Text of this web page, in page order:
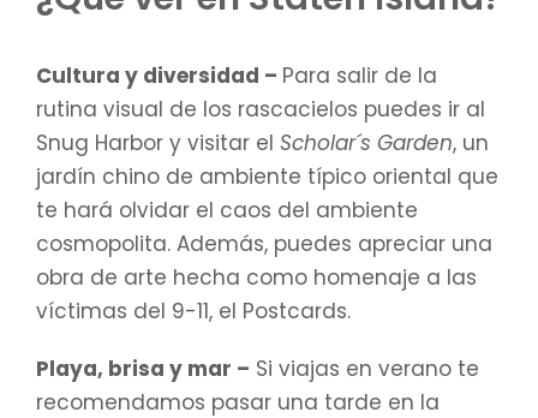
Cultura y diversidad – Para salir de la
rutina visual de los rascacielos puedes ir al
Snug Harbor y visitar el Scholar´s Garden, un
jardín chino de ambiente típico oriental que
te hará olvidar el caos del ambiente
cosmopolita. Además, puedes apreciar una
obra de arte hecha como homenaje a las
víctimas del 9-11, el Postcards.
Playa, brisa y mar – Si viajas en verano te
recomendamos pasar una tarde en la